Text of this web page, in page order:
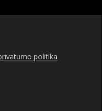
politika